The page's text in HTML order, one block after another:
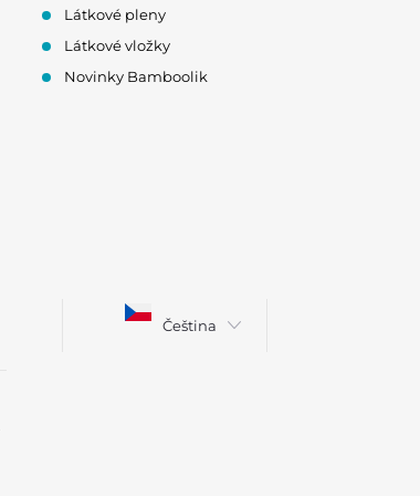
Látkové pleny
Látkové vložky
Novinky Bamboolik
Čeština